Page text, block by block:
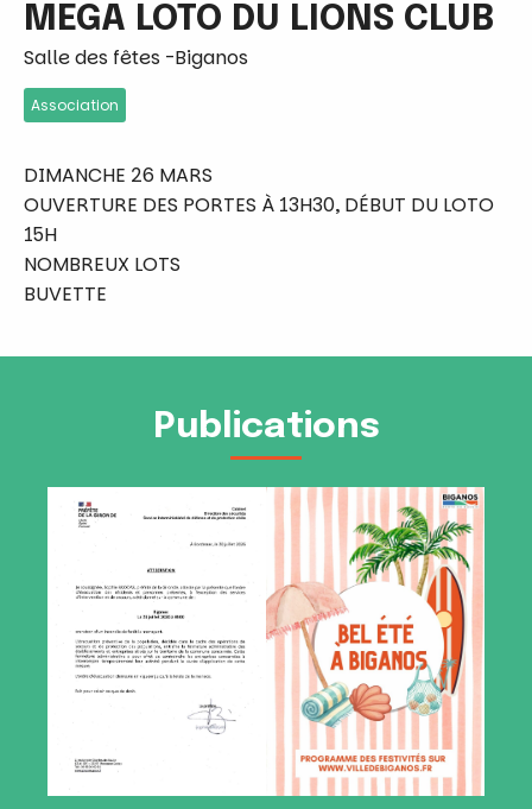
MEGA LOTO DU LIONS CLUB
Salle des fêtes -Biganos
Association
DIMANCHE 26 MARS
OUVERTURE DES PORTES À 13H30, DÉBUT DU LOTO
15H
NOMBREUX LOTS
BUVETTE
Publications